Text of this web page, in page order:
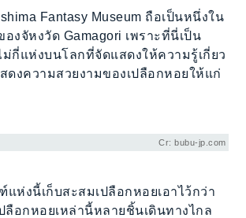
Fantasy Museum ถือเป็นหนึ่งใน
งจัหงวัด Gamagori เพราะที่นี่เป็น
กี่แห่งบนโลกที่จัดแสดงให้ความรู้เกี่ยว
ดงความสวยงามของเปลือกหอยให้แก่
Cr: bubu-jp.com
ห่งนี้เก็บสะสมเปลือกหอยเอาไว้กว่า
ลือกหอยเหล่านี้หลายชิ้นเดินทางไกล